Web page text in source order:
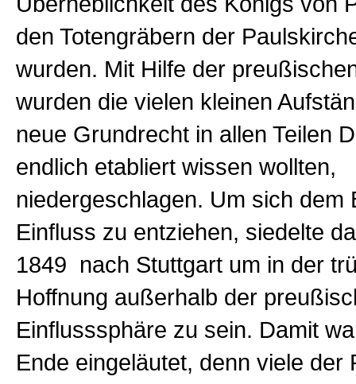
den Totengräbern der
wurden. Mit Hilfe der
wurden die vielen kleinen
neue Grundrecht in allen Teilen
endlich etabliert wissen wollten,
niedergeschlagen. Um sich dem
Einfluss zu entziehen, siedelte
1849 nach Stuttgart um in der
Hoffnung außerhalb der
Einflusssphäre zu sein. Damit
Ende eingeläutet, denn viele der